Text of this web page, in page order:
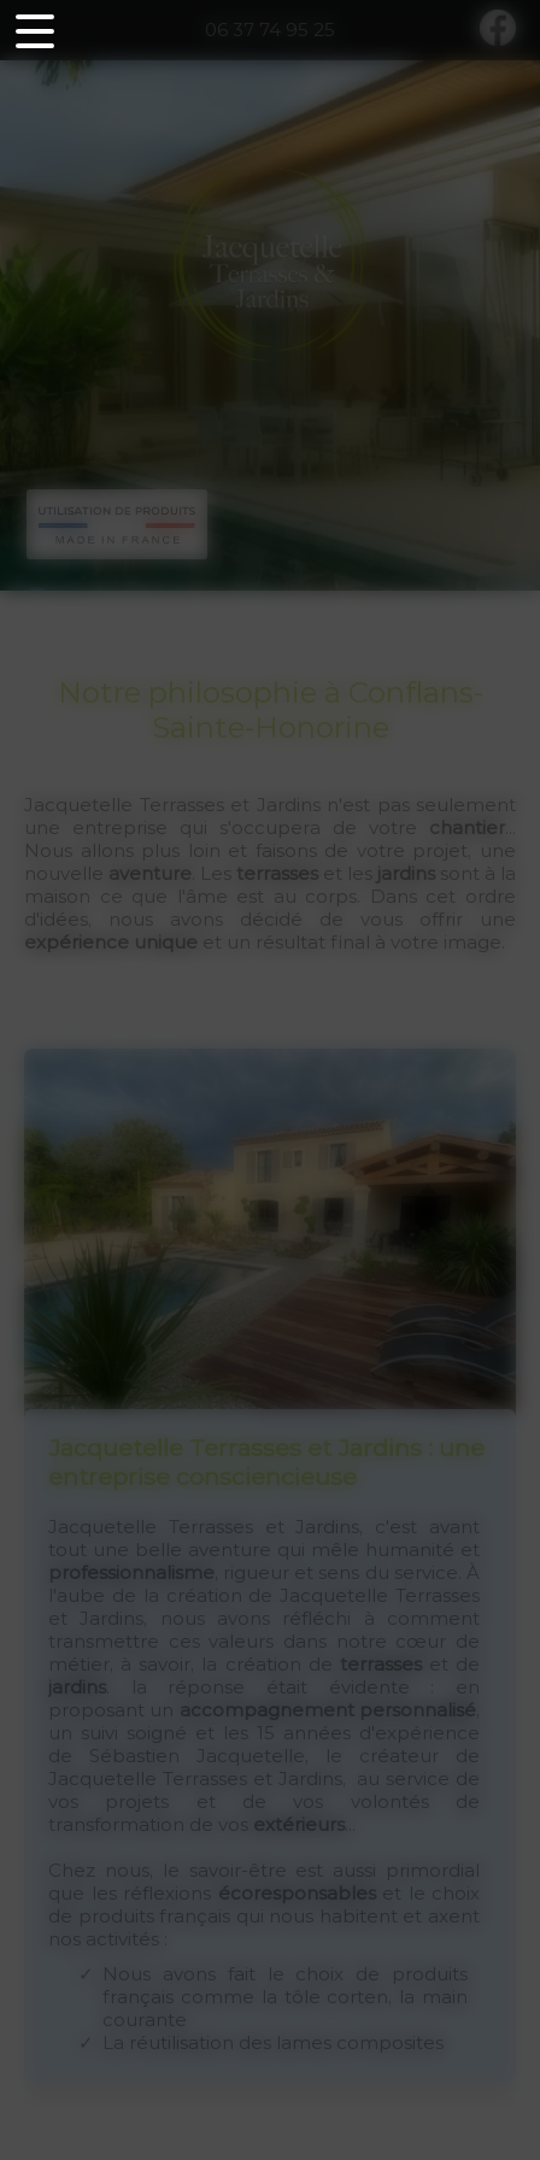
Panneau de gestion des cookies
06 37 74 95 25
Notre philosophie à Conflans-
Sainte-Honorine
Jacquetelle Terrasses et Jardins n'est pas seulement
une entreprise qui s'occupera de votre
chantier
Nous allons plus loin et faisons de votre projet, une
nouvelle
aventure . Les terrasses et les jardins sont à la
maison ce que l'âme est au corps. Dans cet ordre
d'idées, nous avons décidé de vous offrir une
expérience unique et un résultat final à votre image.
Jacquetelle Terrasses et Jardins : une
entreprise consciencieuse
Jacquetelle Terrasses et Jardins, c'est avant
tout une belle aventure qui mêle humanité et
professionnalisme , rigueur et sens du service. À
l'aube de la création de Jacquetelle Terrasses
et Jardins, nous avons réfléchi à comment
transmettre ces valeurs dans notre cœur de
métier, à savoir, la création de
terrasseset de
jardins . la réponse était évidente : en
proposant un accompagnement personnalisé
un suivi soigné et les 15 années d'expérience
de Sébastien Jacquetelle, le créateur de
Jacquetelle Terrasses et Jardins, au service de
vos projets et de vos volontés de
transformation de vos extérieurs
Chez nous, le savoir-être est aussi primordial
que les réflexions
écoresponsableset le choix
de produits français qui nous habitent et axent
nos activités :
Nous avons fait le choix de produits
français comme la tôle corten, la main
courante
La réutilisation des lames composites